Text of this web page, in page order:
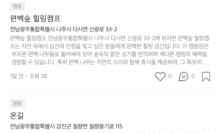
튼
을
조
용
히
이
의
아
주
미
럽
게
이
어
주
리
를
잡
았
는
을 창출하는 시간이 될 것입니다. 특히 식사를 좋아하는 분들에게는 매주 특별한 바비큐 파
티와 지역에서 나는 신선한 재료로 만든 다양한 요리를 제공하여 미각을 만족시켜 줍니다.
장성레이크 글램핑은 그 아름다운 경관과 최고 품질의 시설 덕분에 최근 몇 년 사이에 특히
주목받고 있는 캠핑장 중 하나입니다. 주말이면 방문객이 가득해 예약이 빠르게 차는 만큼
미리 일정을 계획하시는 것이 좋습니다. 나만의 프라이빗한 공간에서 가족 및 사랑하는 사
람들과 함께하세요. 당신의 대자연 속 힐링을 기다리는 장성레이크 글램핑은 언젠가 반드시
방문해봐야 할 명소로 자리매김하였습니다. 인기 정도: ★★★★★
캠핑
편백숲 힐링캠프
전남광주통합특별시 나주시 다시면 신광로 33-2
편백숲 힐링캠프 전남광주통합특별시 나주시 다시면 신광로 33-2에 위치한 편백숲 힐링캠
프는 자연 속에서 심신의 안정을 찾고 싶은 분들에게 완벽한 힐링 공간입니다. 이 캠핑장은
푸르른 편백 나무들로 둘러싸여 있어 숲속의 맑은 공기를 만끽하며 색다른 캠핑의 매력을
경험할 수 있습니다. 특히 편백 나무는 자연의 소리와 함께 휴식을 제공하며, 그 특유의 아로
마향이 심리적 안정감을 가져다줍니다. 이곳에서 아침 햇살을 맞으며 조용한 숲속에서의 커
피 한 잔은 그 어떤 도시의 카페에서 느끼기 힘든 특별함을 선사합니다. 편백숲 힐링캠프는
즐길 수 있는 기회도 많은데, 자전거를 타거나 숲속을 거닐며 다양한 생태계를 체험해보는
것도 일상의 스트레스를 잊게 해줍니다. 또한, 캠프파이어를 즐기며 별빛 아래서 시간을 보
내는 것은 일상에서 벗어나 새로운 여유를 찾는 방법입니다. 운영자는 항상 방문객의 편안함
과 안전을 최우선으로 생각하고 있으며, 깨끗하고 잘 관리된 시설을 자랑합니다. 가족들이
1달 전 조회 28 0 0
캠핑
온길
전남광주통합특별시 강진군 칠량면 칠량옹기로 115